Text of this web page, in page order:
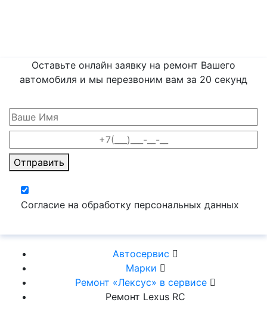
Оставьте онлайн заявку на ремонт Вашего
автомобиля и мы перезвоним вам за 20 секунд
Отправить
Согласие на обработку персональных данных
Автосервис
Марки
Ремонт «Лексус» в сервисе
Ремонт Lexus RC